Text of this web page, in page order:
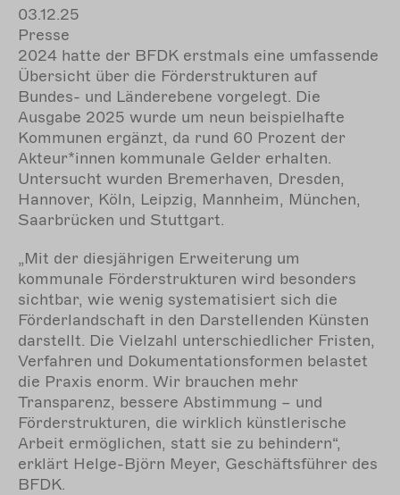
03.12.25
Presse
2024 hatte der BFDK erstmals eine umfassende
Übersicht über die Förderstrukturen auf
Bundes- und Länderebene vorgelegt. Die
Ausgabe 2025 wurde um neun beispielhafte
Kommunen ergänzt, da rund 60 Prozent der
Akteur*innen kommunale Gelder erhalten.
Untersucht wurden Bremerhaven, Dresden,
Hannover, Köln, Leipzig, Mannheim, München,
Saarbrücken und Stuttgart.
„Mit der diesjährigen Erweiterung um
kommunale Förderstrukturen wird besonders
sichtbar, wie wenig systematisiert sich die
Förderlandschaft in den Darstellenden Künsten
darstellt. Die Vielzahl unterschiedlicher Fristen,
Verfahren und Dokumentationsformen belastet
die Praxis enorm. Wir brauchen mehr
Transparenz, bessere Abstimmung – und
Förderstrukturen, die wirklich künstlerische
Arbeit ermöglichen, statt sie zu behindern“,
erklärt Helge-Björn Meyer, Geschäftsführer des
BFDK.